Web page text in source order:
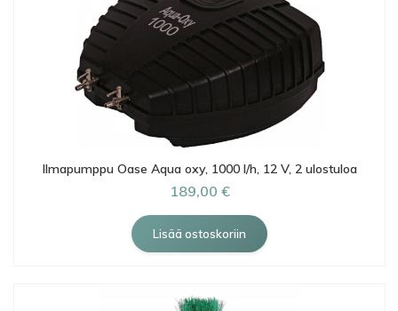
Ilmapumppu Oase Aqua oxy, 1000 l/h, 12 V, 2 ulostuloa
189,00 €